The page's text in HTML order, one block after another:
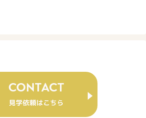
CONTACT
見学依頼はこちら